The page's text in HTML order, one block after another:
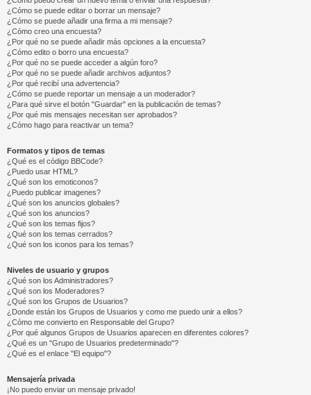
¿Cómo se puede editar o borrar un mensaje?
¿Cómo se puede añadir una firma a mi mensaje?
¿Cómo creo una encuesta?
¿Por qué no se puede añadir más opciones a la encuesta?
¿Cómo edito o borro una encuesta?
¿Por qué no se puede acceder a algún foro?
¿Por qué no se puede añadir archivos adjuntos?
¿Por qué recibí una advertencia?
¿Cómo se puede reportar un mensaje a un moderador?
¿Para qué sirve el botón "Guardar" en la publicación de temas?
¿Por qué mis mensajes necesitan ser aprobados?
¿Cómo hago para reactivar un tema?
Formatos y tipos de temas
¿Qué es el código BBCode?
¿Puedo usar HTML?
¿Qué son los emoticonos?
¿Puedo publicar imagenes?
¿Qué son los anuncios globales?
¿Qué son los anuncios?
¿Qué son los temas fijos?
¿Qué son los temas cerrados?
¿Qué son los iconos para los temas?
Niveles de usuario y grupos
¿Qué son los Administradores?
¿Qué son los Moderadores?
¿Qué son los Grupos de Usuarios?
¿Donde están los Grupos de Usuarios y como me puedo unir a ellos?
¿Cómo me convierto en Responsable del Grupo?
¿Por qué algunos Grupos de Usuarios aparecen en diferentes colores?
¿Qué es un "Grupo de Usuarios predeterminado"?
¿Qué es el enlace "El equipo"?
Mensajería privada
¡No puedo enviar un mensaje privado!